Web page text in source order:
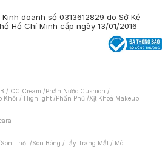
doanh số 0313612829 do Sở Kế
Hồ Chí Minh cấp ngày 13/01/2016
/ CC Cream /Phấn Nước Cushion /
Khối / Highlight /Phấn Phủ /Xịt Khoá Makeup
Son Thỏi /Son Bóng /Tẩy Trang Mắt / Môi